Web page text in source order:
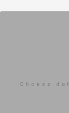
Chcesz